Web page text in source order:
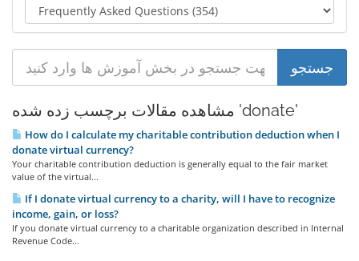
مشاهده مقالات برچسب زده شده 'donate'
How do I calculate my charitable contribution deduction when I
donate virtual currency?
Your charitable contribution deduction is generally equal to the fair market
value of the virtual...
If I donate virtual currency to a charity, will I have to recognize
income, gain, or loss?
If you donate virtual currency to a charitable organization described in Internal
Revenue Code...